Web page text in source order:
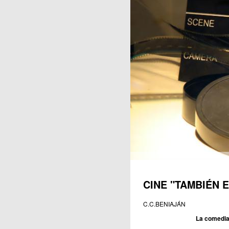
CINE "TAMBIÉN
C.C.BENIAJÁN
La